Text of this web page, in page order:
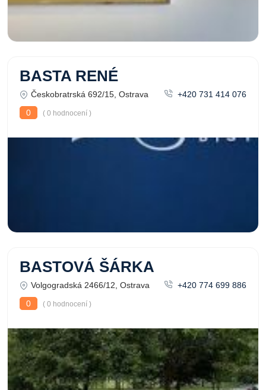
BASTA RENÉ
Českobratrská 692/15, Ostrava
+420 731 414 076
0
( 0 hodnocení )
BASTOVÁ ŠÁRKA
Volgogradská 2466/12, Ostrava
+420 774 699 886
0
( 0 hodnocení )